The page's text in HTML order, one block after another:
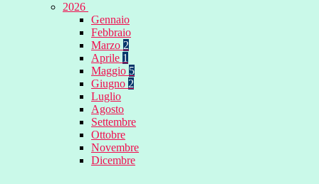
2026
Gennaio
Febbraio
Marzo 2
Aprile 1
Maggio 5
Giugno 2
Luglio
Agosto
Settembre
Ottobre
Novembre
Dicembre